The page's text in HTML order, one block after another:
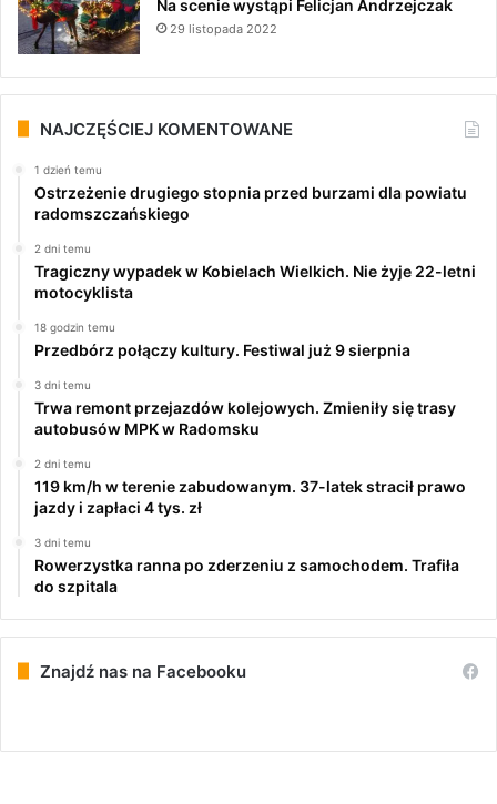
Na scenie wystąpi Felicjan Andrzejczak
29 listopada 2022
NAJCZĘŚCIEJ KOMENTOWANE
1 dzień temu
Ostrzeżenie drugiego stopnia przed burzami dla powiatu
radomszczańskiego
2 dni temu
Tragiczny wypadek w Kobielach Wielkich. Nie żyje 22-letni
motocyklista
18 godzin temu
Przedbórz połączy kultury. Festiwal już 9 sierpnia
3 dni temu
Trwa remont przejazdów kolejowych. Zmieniły się trasy
autobusów MPK w Radomsku
2 dni temu
119 km/h w terenie zabudowanym. 37-latek stracił prawo
jazdy i zapłaci 4 tys. zł
3 dni temu
Rowerzystka ranna po zderzeniu z samochodem. Trafiła
do szpitala
Znajdź nas na Facebooku